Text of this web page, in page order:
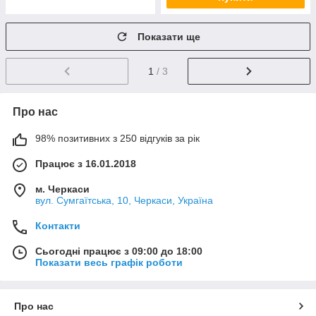
Показати ще
1 / 3
Про нас
98% позитивних з 250 відгуків за рік
Працює з 16.01.2018
м. Черкаси
вул. Сумгаїтська, 10, Черкаси, Україна
Контакти
Сьогодні працює з 09:00 до 18:00
Показати весь графік роботи
Про нас